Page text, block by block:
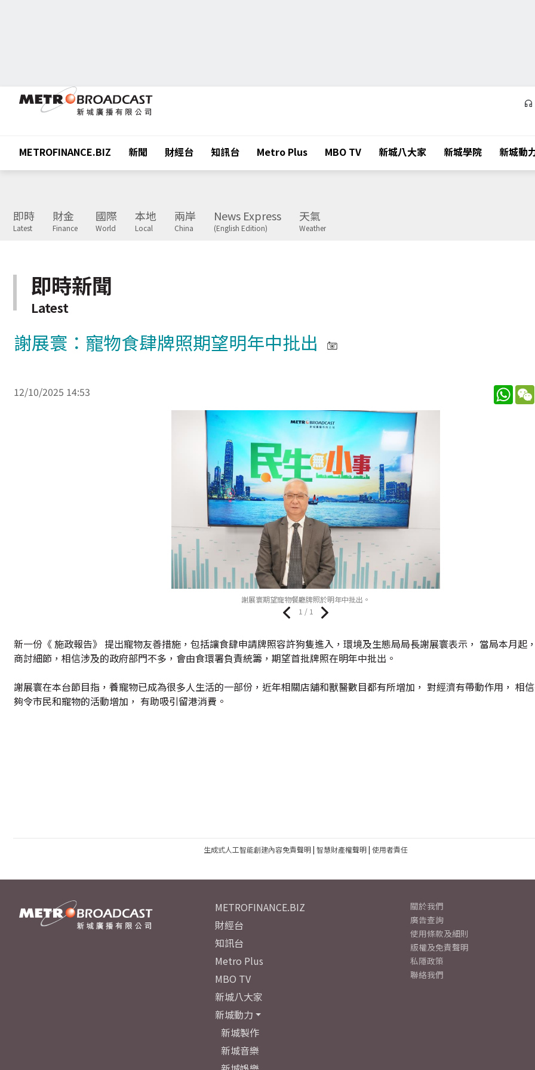
METROFINANCE.BIZ 新聞 財經台 知訊台 Metro Plus MBO TV 新城八大家 新城學院 新城動
即時
Latest
財金
Finance
國際
World
本地
Local
兩岸
China
News Express
(English Edition)
天氣
Weather
即時新聞
Latest
謝展寰：寵物食肆牌照期望明年中批出
12/10/2025 14:53
謝展寰期望寵物餐廳牌照於明年中批出。
1 / 1
新一份《 施政報告》 提出寵物友善措施，包括讓食肆申請牌照容許狗隻進入，環境及生態局局長謝展寰表示， 當局本月起
商討細節，相信涉及的政府部門不多，會由食環署負責統籌，期望首批牌照在明年中批出。
謝展寰在本台節目指，養寵物已成為很多人生活的一部份，近年相關店舖和獸醫數目都有所增加， 對經濟有帶動作用， 相
夠令市民和寵物的活動增加， 有助吸引留港消費。
生成式人工智能創建內容免責聲明| 智慧財產權聲明| 使用者責任
METROFINANCE.BIZ
財經台
知訊台
Metro Plus
MBO TV
新城八大家
新城動力
新城製作
新城音樂
關於我們
廣告查詢
使用條款及細則
版權及免責聲明
私隱政策
聯絡我們